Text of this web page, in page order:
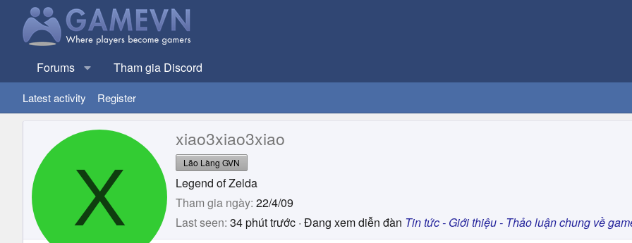
Forums Tham gia Discord
Latest activity Register
X
xiao3xiao3xiao
Lão Làng GVN
Legend of Zelda
Tham gia ngày 22/4/09
Last seen 34 phút trước · Đang xem diễn đàn Tin tức - Giới thiệu - Thảo luận chung về